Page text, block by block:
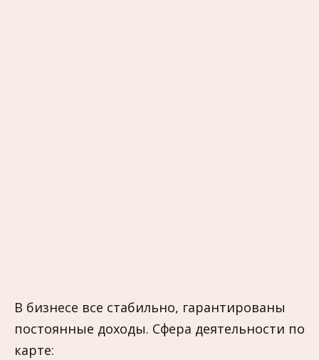
В бизнесе все стабильно, гарантированы
постоянные доходы. Сфера деятельности по
карте: